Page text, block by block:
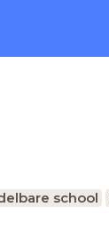
school